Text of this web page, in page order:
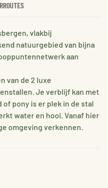
vlakbij
natuurgebied van bijna
aan
van de 2 luxe
Je verblijf kan met
pony is er plek in de stal
water en hooi. Vanaf hier
omgeving verkennen.